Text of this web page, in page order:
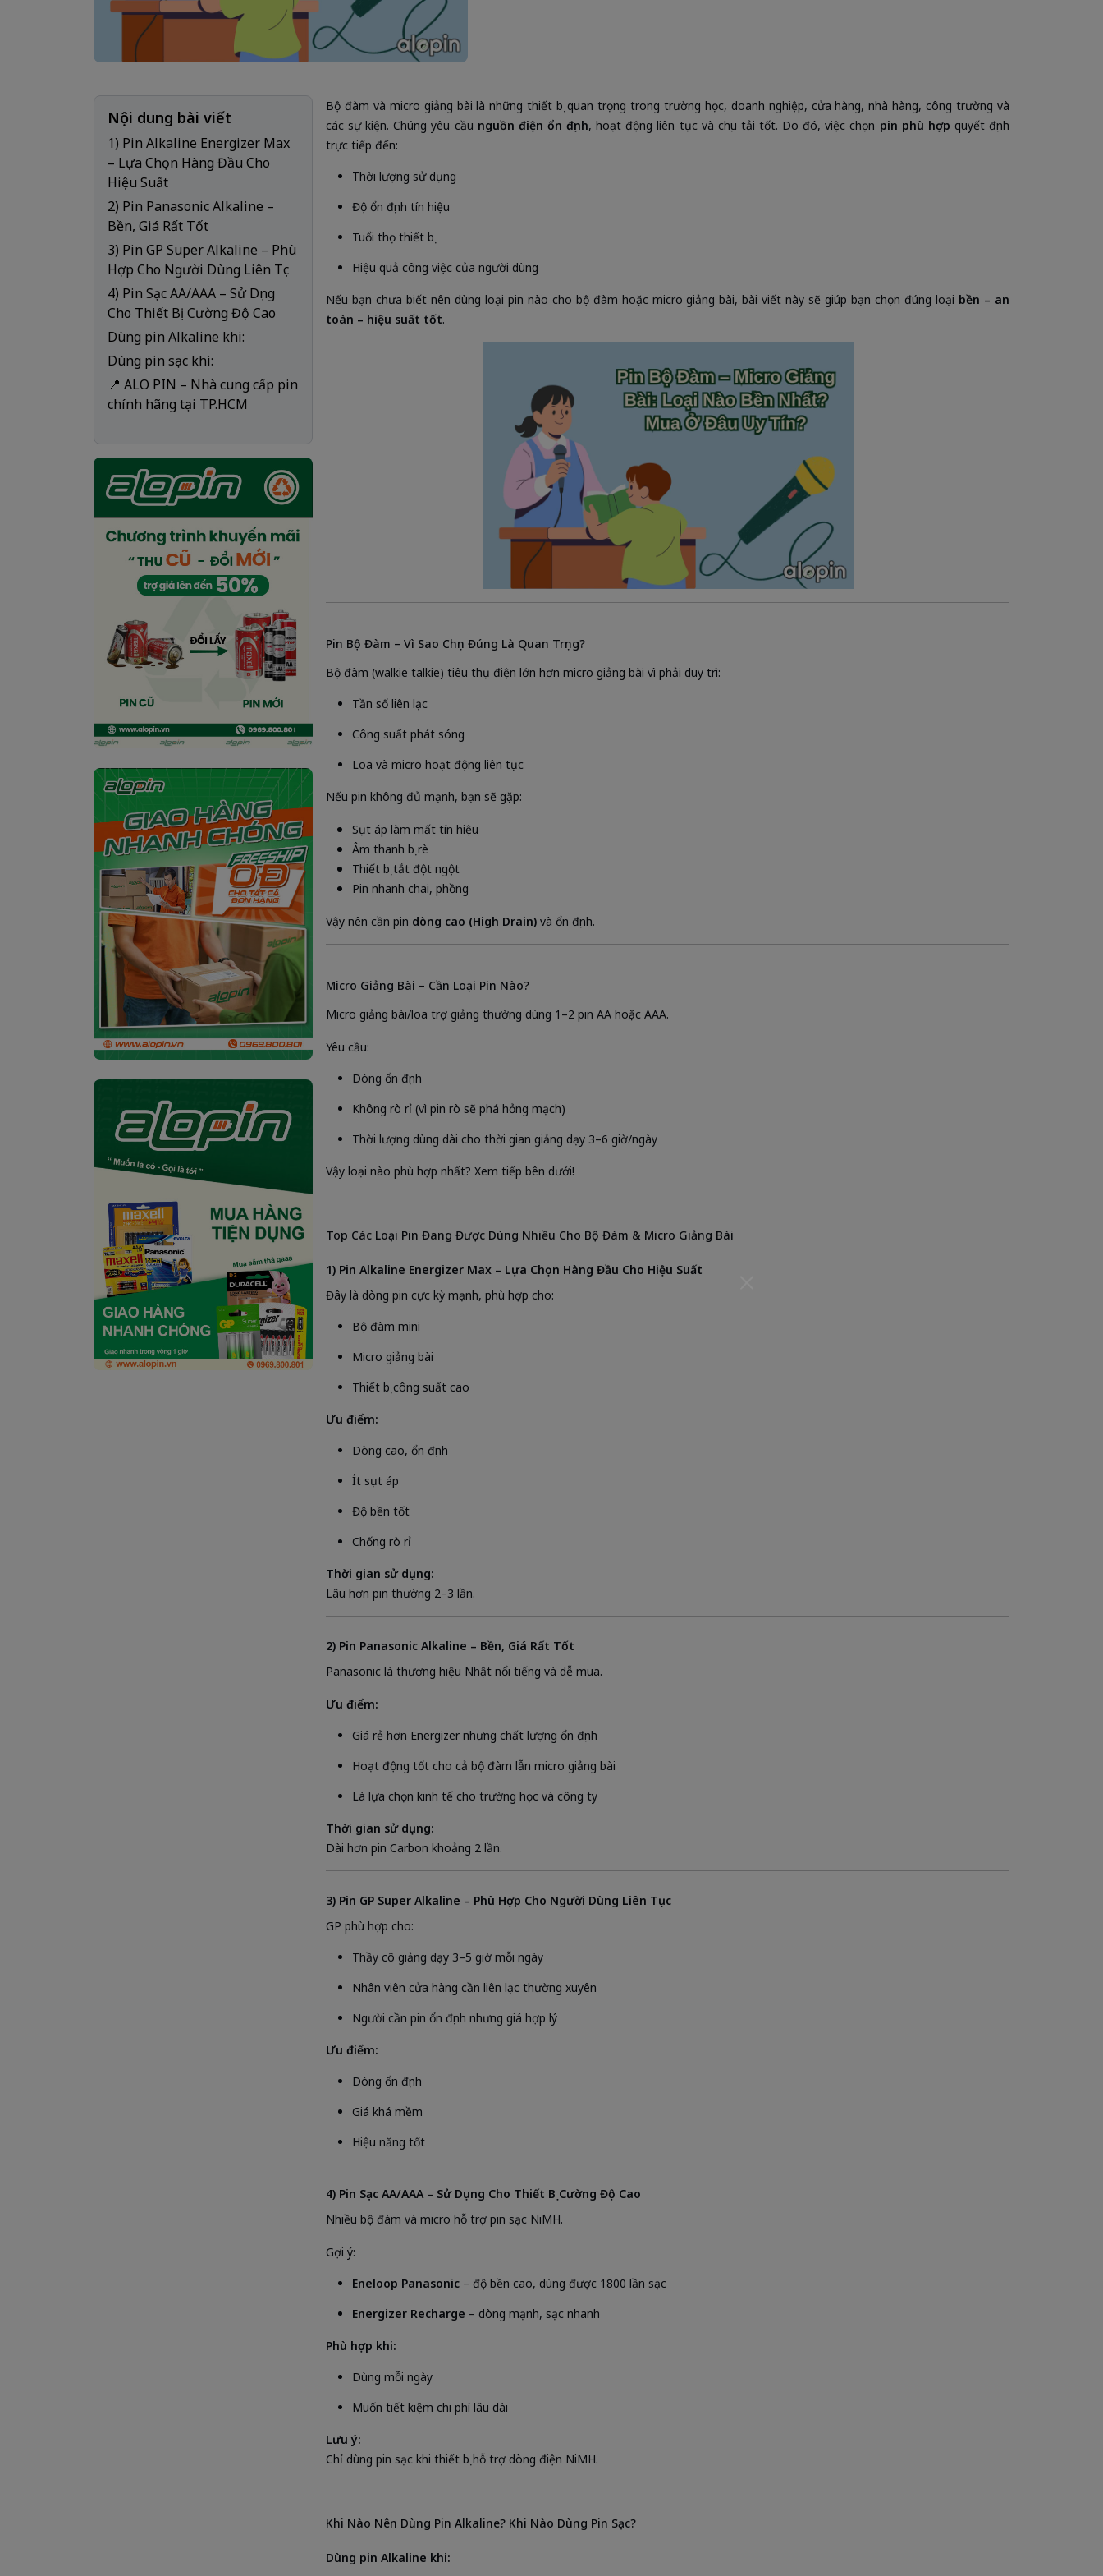
Nội dung bài viết
1) Pin Alkaline Energizer Max
– Lựa Chọn Hàng Đầu Cho
Hiệu Suất
2) Pin Panasonic Alkaline –
Bền, Giá Rất Tốt
3) Pin GP Super Alkaline – Phù
Hợp Cho Người Dùng Liên Tục
4) Pin Sạc AA/AAA – Sử Dụng
Cho Thiết Bị Cường Độ Cao
Dùng pin Alkaline khi:
Dùng pin sạc khi:
📍 ALO PIN – Nhà cung cấp pin
chính hãng tại TP.HCM
Bộ đàm và micro giảng bài là những thiết bị quan trọng trong trường học, doanh nghiệp, cửa hàng, nhà hàng, công trường và
các sự kiện. Chúng yêu cầu nguồn điện ổn định, hoạt động liên tục và chịu tải tốt. Do đó, việc chọn pin phù hợp quyết định
trực tiếp đến:
Thời lượng sử dụng
Độ ổn định tín hiệu
Tuổi thọ thiết bị
Hiệu quả công việc của người dùng
Nếu bạn chưa biết nên dùng loại pin nào cho bộ đàm hoặc micro giảng bài, bài viết này sẽ giúp bạn chọn đúng loại bền – an
toàn – hiệu suất tốt.
Pin Bộ Đàm – Vì Sao Chọn Đúng Là Quan Trọng?
Bộ đàm (walkie talkie) tiêu thụ điện lớn hơn micro giảng bài vì phải duy trì:
Tần số liên lạc
Công suất phát sóng
Loa và micro hoạt động liên tục
Nếu pin không đủ mạnh, bạn sẽ gặp:
Sụt áp làm mất tín hiệu
Âm thanh bị rè
Thiết bị tắt đột ngột
Pin nhanh chai, phồng
Vậy nên cần pin dòng cao (High Drain) và ổn định.
Micro Giảng Bài – Cần Loại Pin Nào?
Micro giảng bài/loa trợ giảng thường dùng 1–2 pin AA hoặc AAA.
Yêu cầu:
Dòng ổn định
Không rò rỉ (vì pin rò sẽ phá hỏng mạch)
Thời lượng dùng dài cho thời gian giảng dạy 3–6 giờ/ngày
Vậy loại nào phù hợp nhất? Xem tiếp bên dưới!
Top Các Loại Pin Đang Được Dùng Nhiều Cho Bộ Đàm & Micro Giảng Bài
1) Pin Alkaline Energizer Max – Lựa Chọn Hàng Đầu Cho Hiệu Suất
Đây là dòng pin cực kỳ mạnh, phù hợp cho:
Bộ đàm mini
Micro giảng bài
Thiết bị công suất cao
Ưu điểm:
Dòng cao, ổn định
Ít sụt áp
Độ bền tốt
Chống rò rỉ
Thời gian sử dụng:
Lâu hơn pin thường 2–3 lần.
2) Pin Panasonic Alkaline – Bền, Giá Rất Tốt
Panasonic là thương hiệu Nhật nổi tiếng và dễ mua.
Ưu điểm:
Giá rẻ hơn Energizer nhưng chất lượng ổn định
Hoạt động tốt cho cả bộ đàm lẫn micro giảng bài
Là lựa chọn kinh tế cho trường học và công ty
Thời gian sử dụng:
Dài hơn pin Carbon khoảng 2 lần.
3) Pin GP Super Alkaline – Phù Hợp Cho Người Dùng Liên Tục
GP phù hợp cho:
Thầy cô giảng dạy 3–5 giờ mỗi ngày
Nhân viên cửa hàng cần liên lạc thường xuyên
Người cần pin ổn định nhưng giá hợp lý
Ưu điểm:
Dòng ổn định
Giá khá mềm
Hiệu năng tốt
4) Pin Sạc AA/AAA – Sử Dụng Cho Thiết Bị Cường Độ Cao
Nhiều bộ đàm và micro hỗ trợ pin sạc NiMH.
Gợi ý:
Eneloop Panasonic – độ bền cao, dùng được 1800 lần sạc
Energizer Recharge – dòng mạnh, sạc nhanh
Phù hợp khi:
Dùng mỗi ngày
Muốn tiết kiệm chi phí lâu dài
Lưu ý:
Chỉ dùng pin sạc khi thiết bị hỗ trợ dòng điện NiMH.
Khi Nào Nên Dùng Pin Alkaline? Khi Nào Dùng Pin Sạc?
Dùng pin Alkaline khi: